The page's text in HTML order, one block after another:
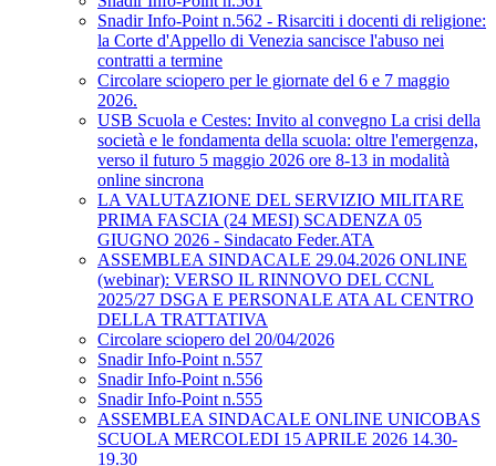
Snadir Info-Point n.562 - Risarciti i docenti di religione:
la Corte d'Appello di Venezia sancisce l'abuso nei
contratti a termine
Circolare sciopero per le giornate del 6 e 7 maggio
2026.
USB Scuola e Cestes: Invito al convegno La crisi della
società e le fondamenta della scuola: oltre l'emergenza,
verso il futuro 5 maggio 2026 ore 8-13 in modalità
online sincrona
LA VALUTAZIONE DEL SERVIZIO MILITARE
PRIMA FASCIA (24 MESI) SCADENZA 05
GIUGNO 2026 - Sindacato Feder.ATA
ASSEMBLEA SINDACALE 29.04.2026 ONLINE
(webinar): VERSO IL RINNOVO DEL CCNL
2025/27 DSGA E PERSONALE ATA AL CENTRO
DELLA TRATTATIVA
Circolare sciopero del 20/04/2026
Snadir Info-Point n.557
Snadir Info-Point n.556
Snadir Info-Point n.555
ASSEMBLEA SINDACALE ONLINE UNICOBAS
SCUOLA MERCOLEDI 15 APRILE 2026 14.30-
19.30